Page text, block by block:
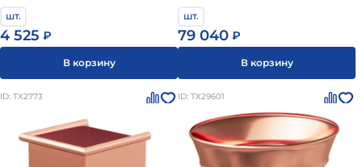
шт.
4 525 ₽
В корзину
шт.
79 040 ₽
В корзину
ID: ТХ2773 ID: ТХ29601